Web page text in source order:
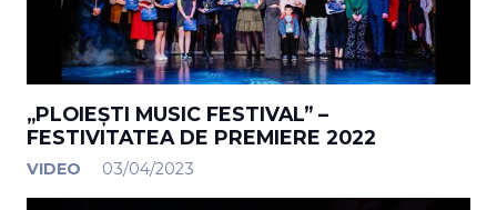
„PLOIEȘTI MUSIC FESTIVAL” –
FESTIVITATEA DE PREMIERE 2022
VIDEO 03/04/2023